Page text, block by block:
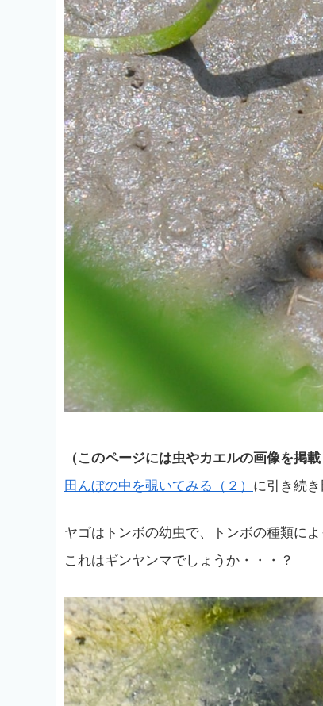
（このページには虫やカエルの画像を掲
田んぼの中を覗いてみる（２） に引き続き
ヤゴはトンボの幼虫で、トンボの種類によ
これはギンヤンマでしょうか・・・？